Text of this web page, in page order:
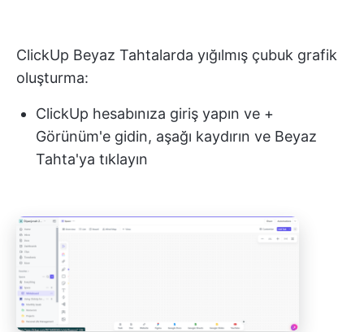
ClickUp Beyaz Tahtalarda yığılmış çubuk grafik
oluşturma:
ClickUp hesabınıza giriş yapın ve +
Görünüm'e gidin, aşağı kaydırın ve Beyaz
Tahta'ya tıklayın